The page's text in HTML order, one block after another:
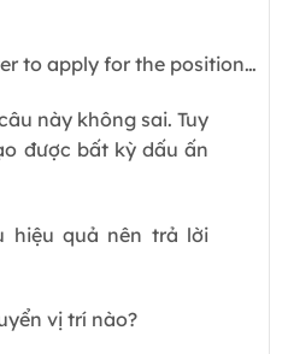
to apply for the position…
này không sai. Tuy
được bất kỳ dấu ấn
hiệu quả nên trả lời
vị trí nào?